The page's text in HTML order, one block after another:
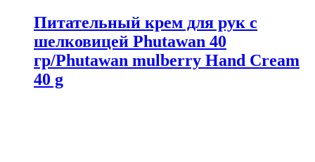
Питательный крем для рук c
шелковицей Phutawan 40
гр/Phutawan mulberry Hand Cream
40 g